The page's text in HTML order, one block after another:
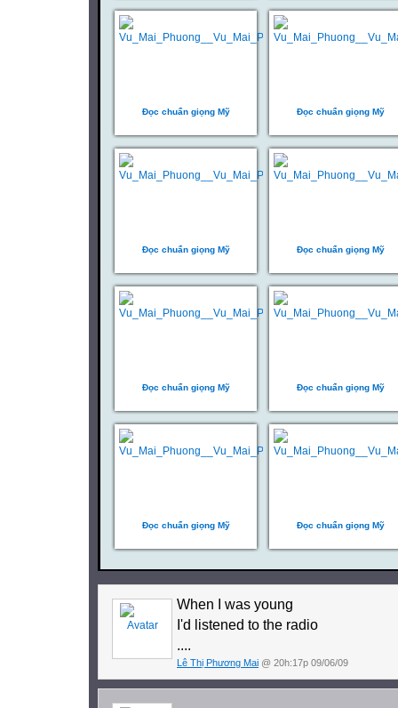
Đọc chuẩn giọng Mỹ Đọc chuẩn giọng Mỹ
Đọc chuẩn giọng Mỹ Đọc chuẩn giọng Mỹ
Đọc chuẩn giọng Mỹ Đọc chuẩn giọng Mỹ
Đọc chuẩn giọng Mỹ Đọc chuẩn giọng Mỹ
When I was young
I'd listened to the radio
....
Lê Thị Phương Mai @ 20h:17p 09/06/09